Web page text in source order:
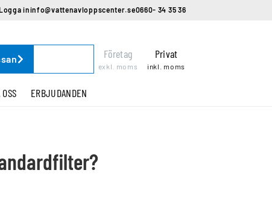
ininfo@vattenavloppscenter.se0660- 34 35 36
Företag
exkl. moms
Privat
inkl. moms
ERBJUDANDEN